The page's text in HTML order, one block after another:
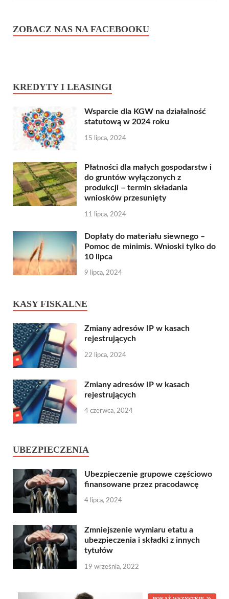
ZOBACZ NAS NA FACEBOOKU
KREDYTY I LEASINGI
Wsparcie dla KGW na działalność
statutową w 2024 roku
15 lipca, 2024
Płatności dla małych gospodarstw i
do gruntów wyłączonych z
produkcji – termin składania
wniosków przesunięty
11 lipca, 2024
Dopłaty do materiału siewnego –
Pomoc de minimis. Wnioski tylko do
10 lipca
9 lipca, 2024
KASY FISKALNE
Zmiany adresów IP w kasach
rejestrujących
22 lipca, 2024
Zmiany adresów IP w kasach
rejestrujących
4 czerwca, 2024
UBEZPIECZENIA
Ubezpieczenie grupowe częściowo
finansowane przez pracodawcę
4 lipca, 2024
Zmniejszenie wymiaru etatu a
ubezpieczenia i składki z innych
tytułów
19 września, 2022